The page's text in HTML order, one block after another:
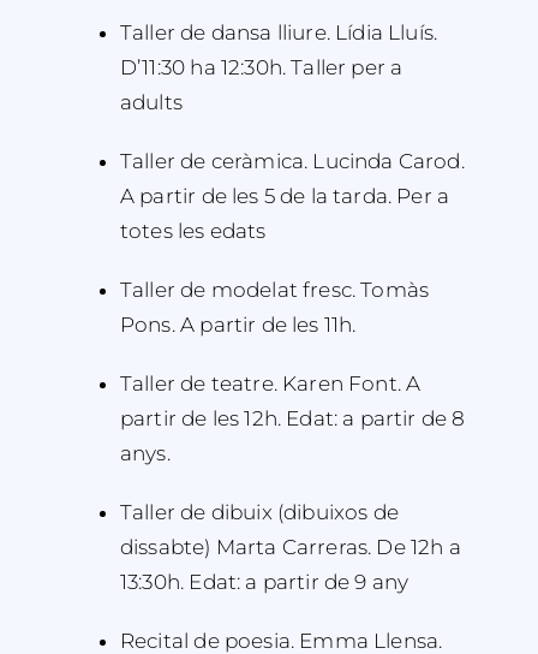
Taller de dansa lliure. Lídia Lluís.
D’11:30 ha 12:30h. Taller per a
adults
Taller de ceràmica. Lucinda Carod.
A partir de les 5 de la tarda. Per a
totes les edats
Taller de modelat fresc. Tomàs
Pons. A partir de les 11h.
Taller de teatre. Karen Font. A
partir de les 12h. Edat: a partir de 8
anys.
Taller de dibuix (dibuixos de
dissabte) Marta Carreras. De 12h a
13:30h. Edat: a partir de 9 any
Recital de poesia. Emma Llensa.